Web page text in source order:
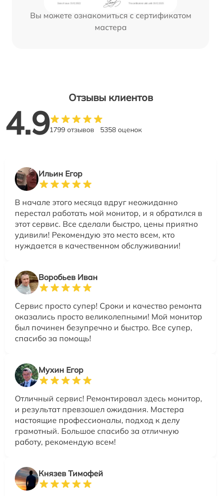
Вы можете ознакомиться с сертификатом
мастера
Отзывы клиентов
4.91799 отзывов 5358 оценок
Ильин Егор
В начале этого месяца вдруг неожиданно
перестал работать мой монитор, и я обратился в
этот сервис. Все сделали быстро, цены приятно
удивили! Рекомендую это место всем, кто
нуждается в качественном обслуживании!
Воробьев Иван
Сервис просто супер! Сроки и качество ремонта
оказались просто великолепными! Мой монитор
был починен безупречно и быстро. Все супер,
спасибо за помощь!
Мухин Егор
Отличный сервис! Ремонтировал здесь монитор,
и результат превзошел ожидания. Мастера
настоящие профессионалы, подход к делу
грамотный. Большое спасибо за отличную
работу, рекомендую всем!
Князев Тимофей